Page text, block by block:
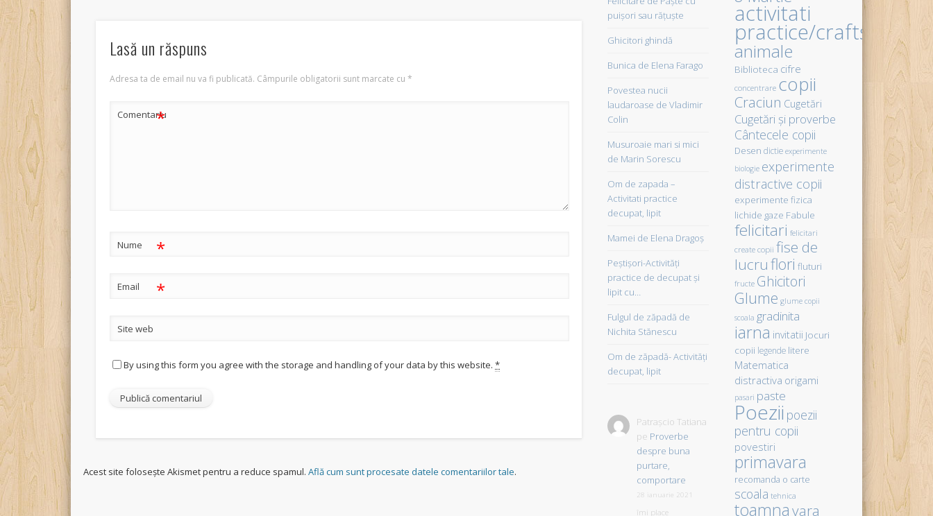
Lasă un răspuns
Adresa ta de email nu va fi publicată. Câmpurile obligatorii sunt marcate cu*
Comentariu
*
Nume *
Email *
Site web
By using this form you agree with the storage and handling of your data by this website.*
Acest site folosește Akismet pentru a reduce spamul.Află cum sunt procesate datele comentariilor tale.
puișori sau rățuște
Ghicitori ghindă
Bunica de Elena Farago
Povestea nucii
laudaroase de Vladimir
Colin
Musuroaie mari si mici
de Marin Sorescu
Om de zapada –
Activitati practice
decupat, lipit
Mamei de Elena Dragoş
Peştişori-Activităţi
practice de decupat şi
lipit cu…
Fulgul de zăpadă de
Nichita Stănescu
Om de zăpadă- Activităţi
decupat, lipit
Patrașcio Tatiana
pe Proverbe
despre buna
purtare,
comportare
28 ianuarie 2021
îmi place
activitati
practice/crafts
animale
Biblioteca cifre
concentrare copii
Craciun Cugetări
Cugetări şi proverbe
Cântecele copii
Desen dictie experimente
biologie experimente
distractive copii
experimente fizica
lichide gaze Fabule
felicitari felicitari
create copii fise de
lucruflori fluturi
fructe Ghicitori
Glume glume copii
scoala gradinita
iarna invitatii Jocuri
copii legende litere
Matematica
distractiva origami
pasari paste
Poezii poezii
pentru copii
povestiri
primavara
recomanda o carte
scoala tehnica
toamnavara